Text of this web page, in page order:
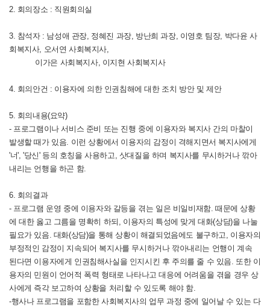
2. 회의장소 : 직원회의실
3. 참석자 : 남성애 관장, 정혜진 과장, 방난희 과장, 이영호 팀장, 박다윤 사
회복지사, 오서연 사회복지사,
이가은 사회복지사, 이지현 사회복지사
4. 회의안건 : 이용자에 의한 인권침해에 대한 조치 방안 및 제안
5. 회의내용(요약)
- 프로그램이나 서비스 준비 또는 진행 중에 이용자와 복지사 간의 마찰이
발생할 때가 있음. 이런 상황에서 이용자의 감정이 격해지면서 복지사에게
'너', '당신' 등의 호칭을 사용하고, 삿대질을 하며 복지사를 무시하거나 깎아
내리는 언행을 하곤 함.
6. 회의결과
- 프로그램 운영 중에 이용자와 갈등을 겪는 일은 비일비재함. 때문에 상황
에 대한 옳고 그름을 명확히 하되, 이용자의 특성에 맞게 대화(상담)을 나눌
필요가 있음. 대화(상담)을 통해 상황이 해결되었음에도 불구하고, 이용자의
부정적인 감정이 지속되어 복지사를 무시하거나 깎아내리는 언행이 계속
된다면 이용자에게 인권침해사실을 인지시킨 후 주의를 줄 수 있음. 또한 이
용자의 민원이 언어적 폭력 형태로 나타나고 대응에 어려움을 겪을 경우 상
사에게 즉각 보고하여 상황을 처리할 수 있도록 해야 함.
-행사나 프로그램을 포함한 사회복지사의 업무 과정 중에 일어날 수 있는 다